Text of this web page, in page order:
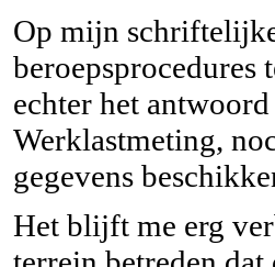
Op mijn
beroepsprocedures
echter het
Werklastmeting,
gegevens
Het blijft me erg